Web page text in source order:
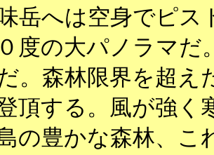
岳へは空身でピス
度の大パノラマ
。森林限界を超え
頂する。風が強
の豊かな森林、こ